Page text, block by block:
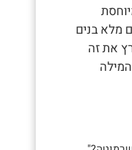
מלא בנים
את זה